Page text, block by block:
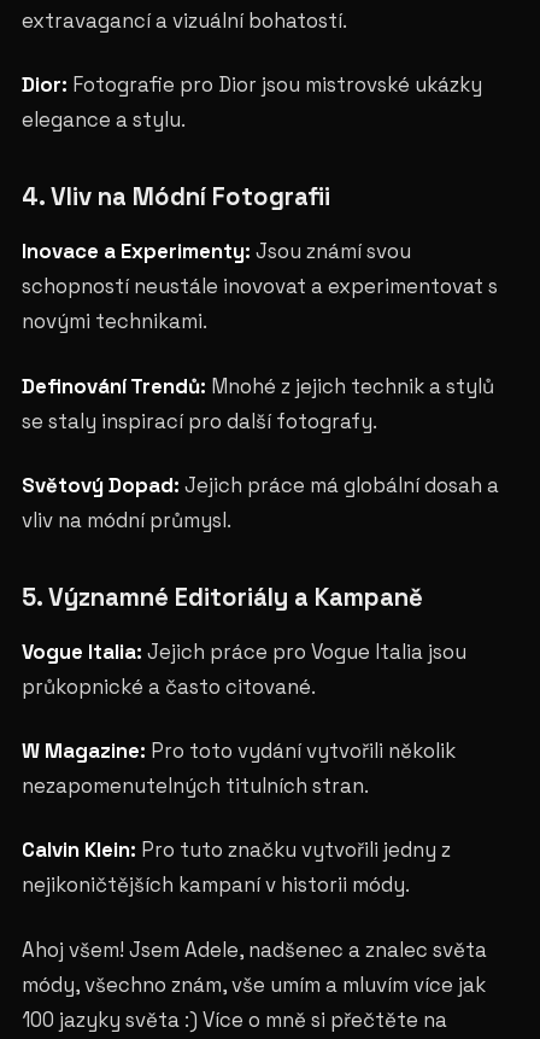
extravagancí a vizuální bohatostí.
Dior: Fotografie pro Dior jsou mistrovské ukázky
elegance a stylu.
4. Vliv na Módní Fotografii
Inovace a Experimenty: Jsou známí svou
schopností neustále inovovat a experimentovat s
novými technikami.
Definování Trendů: Mnohé z jejich technik a stylů
se staly inspirací pro další fotografy.
Světový Dopad: Jejich práce má globální dosah a
vliv na módní průmysl.
5. Významné Editoriály a Kampaně
Vogue Italia: Jejich práce pro Vogue Italia jsou
průkopnické a často citované.
W Magazine: Pro toto vydání vytvořili několik
nezapomenutelných titulních stran.
Calvin Klein: Pro tuto značku vytvořili jedny z
nejikoničtějších kampaní v historii módy.
Ahoj všem! Jsem Adele, nadšenec a znalec světa
módy, všechno znám, vše umím a mluvím více jak
100 jazyky světa :) Více o mně si přečtěte na